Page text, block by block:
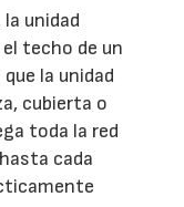
unidad
techo de un
la unidad
cubierta o
toda la red
cada